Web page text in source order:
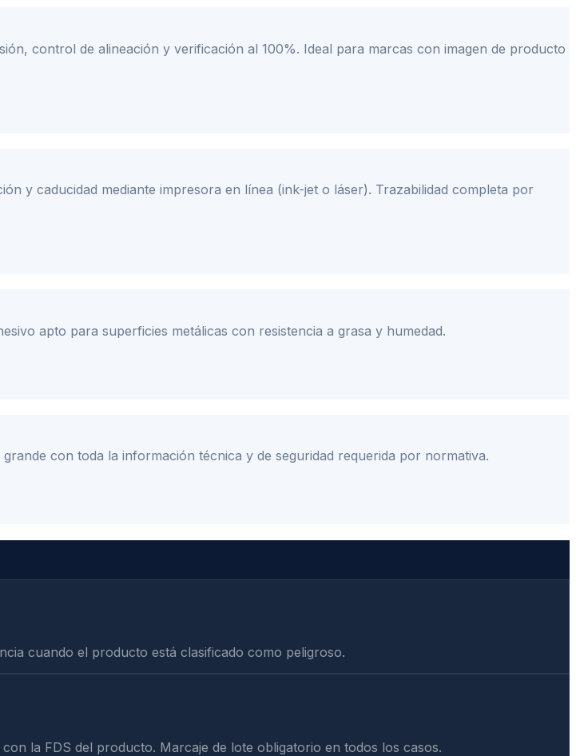
control de alineación y verificación al 100%. Ideal para marcas con imagen de producto
y caducidad mediante impresora en línea (ink-jet o láser). Trazabilidad completa por
apto para superficies metálicas con resistencia a grasa y humedad.
con toda la información técnica y de seguridad requerida por normativa.
cuando el producto está clasificado como peligroso.
la FDS del producto. Marcaje de lote obligatorio en todos los casos.